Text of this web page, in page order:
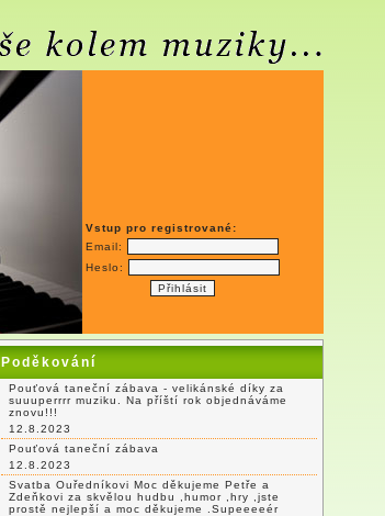
Vstup pro registrované:
Email:
Heslo:
Poděkování
Pouťová taneční zábava - velikánské díky za
suuuperrrr muziku. Na příští rok objednáváme
znovu!!!
12.8.2023
Pouťová taneční zábava
12.8.2023
Svatba Ouředníkovi Moc děkujeme Petře a
Zdeňkovi za skvělou hudbu ,humor ,hry ,jste
prostě nejlepší a moc děkujeme .Supeeeeér